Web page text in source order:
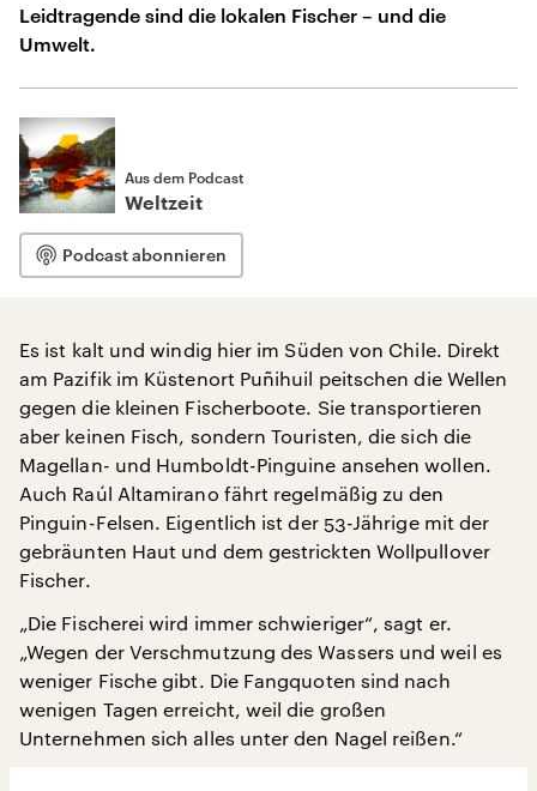
Leidtragende sind die lokalen Fischer – und die
Umwelt.
Aus dem Podcast
Weltzeit
Podcast abonnieren
Es ist kalt und windig hier im Süden von Chile. Direkt
am Pazifik im Küstenort Puñihuil peitschen die Wellen
gegen die kleinen Fischerboote. Sie transportieren
aber keinen Fisch, sondern Touristen, die sich die
Magellan- und Humboldt-Pinguine ansehen wollen.
Auch Raúl Altamirano fährt regelmäßig zu den
Pinguin-Felsen. Eigentlich ist der 53-Jährige mit der
gebräunten Haut und dem gestrickten Wollpullover
Fischer.
„Die Fischerei wird immer schwieriger“, sagt er.
„Wegen der Verschmutzung des Wassers und weil es
weniger Fische gibt. Die Fangquoten sind nach
wenigen Tagen erreicht, weil die großen
Unternehmen sich alles unter den Nagel reißen.“